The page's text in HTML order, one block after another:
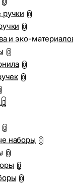
0
0
0
и эко-
0
0
0
0
наборы 0
0
0
0